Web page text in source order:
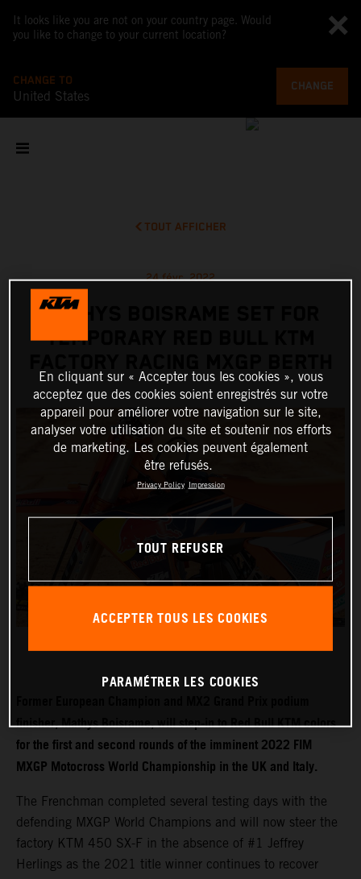
It looks like you are not on your country page. Would
you like to change to your current location?
CHANGE TO
United States
CHANGE
TOUT AFFICHER
24 févr. 2022
MATHYS BOISRAME SET FOR
TEMPORARY RED BULL KTM
finisher, Mathys Boisrame, will step-in to Red Bull KTM colors
for the first and second rounds of the imminent 2022 FIM
MXGP Motocross World Championship in the UK and Italy.
The Frenchman completed several testing days with the
defending MXGP World Champions and will now steer the
factory KTM 450 SX-F in the absence of #1 Jeffrey
Herlings as the 2021 title winner continues to recover
En cliquant sur « Accepter tous les cookies », vous
acceptez que des cookies soient enregistrés sur votre
appareil pour améliorer votre navigation sur le site,
analyser votre utilisation du site et soutenir nos efforts
de marketing. Les cookies peuvent également
être refusés.
Privacy Policy Impression
TOUT REFUSER
ACCEPTER TOUS LES COOKIES
PARAMÉTRER LES COOKIES